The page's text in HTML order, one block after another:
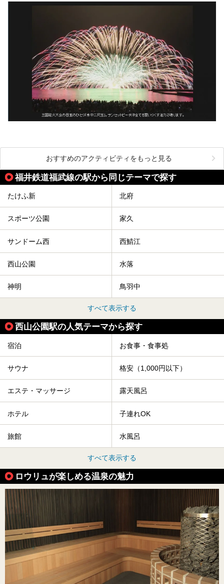
おすすめのアクティビティをもっと見る
福井鉄道福武線の駅から同じテーマで探す
たけふ新 北府
スポーツ公園 家久
サンドーム西 西鯖江
西山公園 水落
神明 鳥羽中
すべて表示する
西山公園駅の人気テーマから探す
宿泊 お食事・食事処
サウナ 格安（1,000円以下）
エステ・マッサージ 露天風呂
ホテル 子連れOK
旅館 水風呂
すべて表示する
ロウリュが楽しめる温泉の魅力